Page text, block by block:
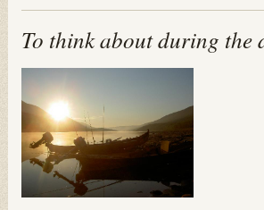
To think about during the